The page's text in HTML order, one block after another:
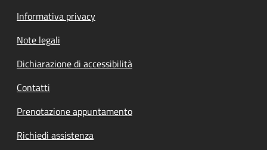
Informativa privacy
Note legali
Dichiarazione di accessibilità
Contatti
Prenotazione appuntamento
Richiedi assistenza